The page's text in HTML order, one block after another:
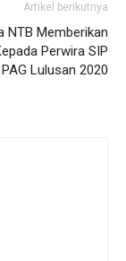
Artikel berikutnya
NTB Memberikan
Perwira SIP
Lulusan 2020